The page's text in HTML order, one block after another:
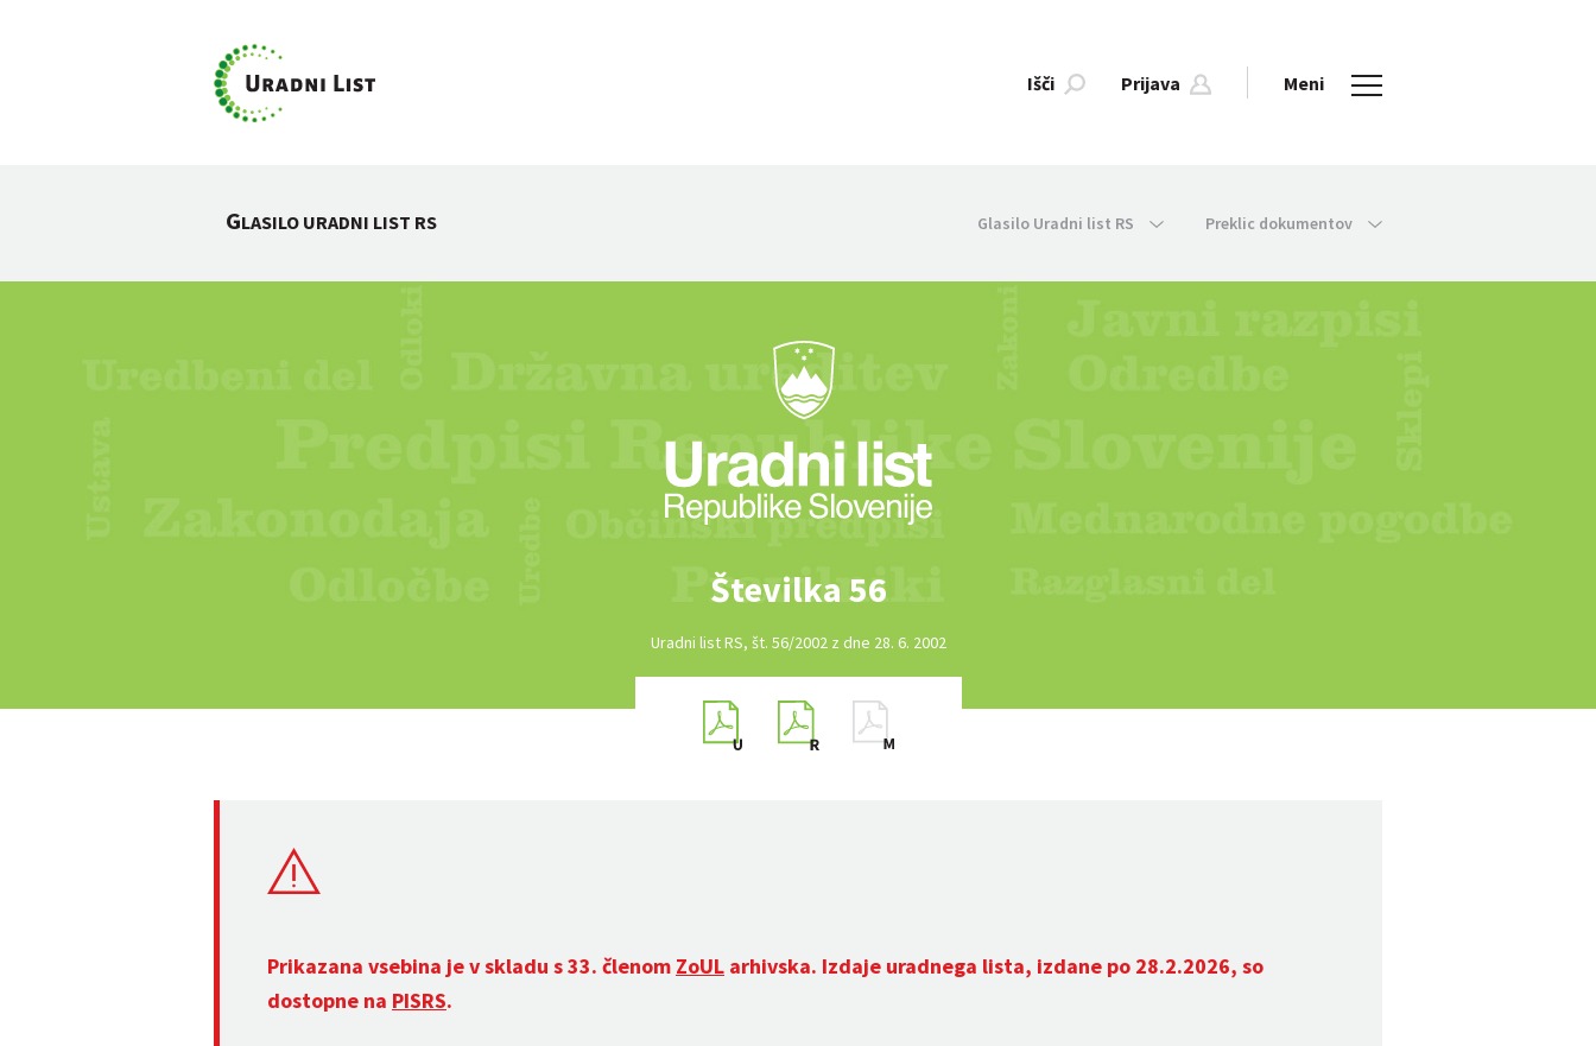
Išči Prijava Meni
GLASILO URADNI LIST RS Glasilo Uradni list RS Preklic dokumentov
Številka 56
Uradni list RS, št. 56/2002 z dne 28. 6. 2002
Prikazana vsebina je v skladu s 33. členom ZoUL arhivska. Izdaje uradnega lista, izdane po 28.2.2026, so
dostopne na PISRS.